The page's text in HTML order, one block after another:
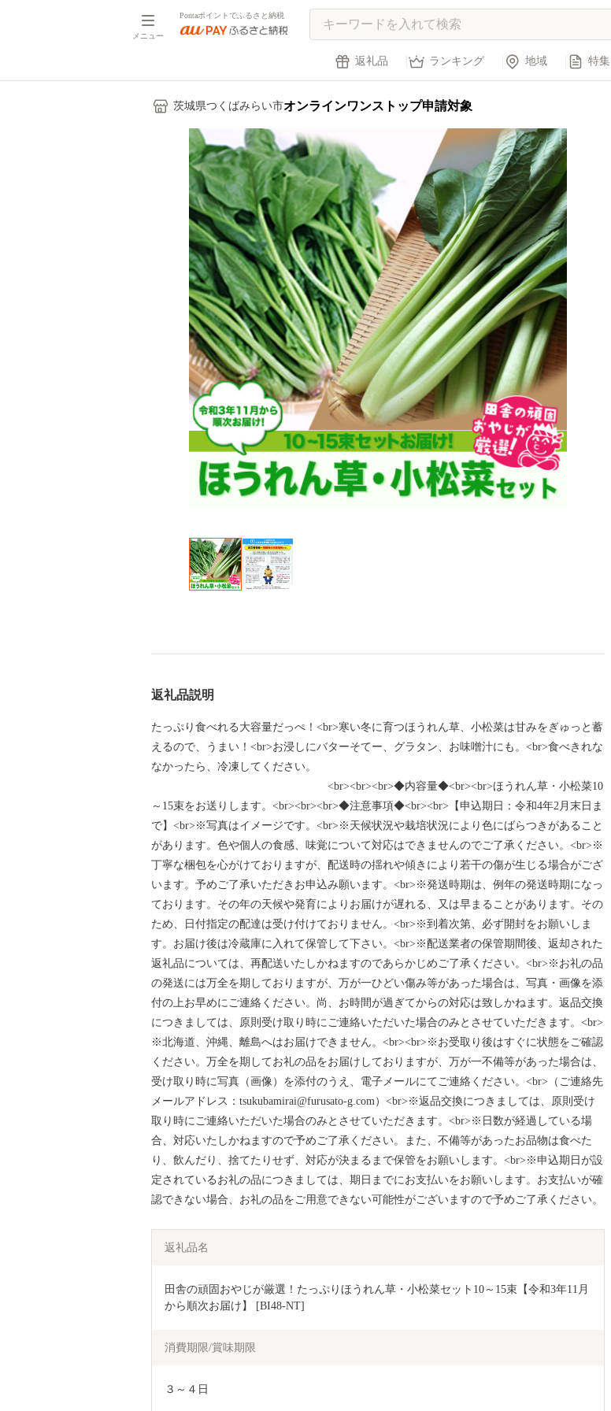
メニュー
Pontaポイントでふるさと納税
返礼品 ランキング 地域 特集
茨城県つくばみらい市オンラインワンストップ申請対象
返礼品説明
たっぷり食べれる大容量だっぺ！<br>寒い冬に育つほうれん草、小松菜は甘みをぎゅっと蓄
えるので、うまい！<br>お浸しにバターそてー、グラタン、お味噌汁にも。<br>食べきれな
なかったら、冷凍してください。
<br><br><br>◆内容量◆<br><br>ほうれん草・小松菜10
～15束をお送りします。<br><br><br>◆注意事項◆<br><br>【申込期日：令和4年2月末日ま
で】<br>※写真はイメージです。<br>※天候状況や栽培状況により色にばらつきがあること
があります。色や個人の食感、味覚について対応はできませんのでご了承ください。<br>※
丁寧な梱包を心がけておりますが、配送時の揺れや傾きにより若干の傷が生じる場合がござ
います。予めご了承いただきお申込み願います。<br>※発送時期は、例年の発送時期になっ
ております。その年の天候や発育によりお届けが遅れる、又は早まることがあります。その
ため、日付指定の配達は受け付けておりません。<br>※到着次第、必ず開封をお願いしま
す。お届け後は冷蔵庫に入れて保管して下さい。<br>※配送業者の保管期間後、返却された
返礼品については、再配送いたしかねますのであらかじめご了承ください。<br>※お礼の品
の発送には万全を期しておりますが、万が一ひどい傷み等があった場合は、写真・画像を添
付の上お早めにご連絡ください。尚、お時間が過ぎてからの対応は致しかねます。返品交換
につきましては、原則受け取り時にご連絡いただいた場合のみとさせていただきます。<br>
※北海道、沖縄、離島へはお届けできません。<br><br>※お受取り後はすぐに状態をご確認
ください。万全を期してお礼の品をお届けしておりますが、万が一不備等があった場合は、
受け取り時に写真（画像）を添付のうえ、電子メールにてご連絡ください。<br>（ご連絡先
メールアドレス：tsukubamirai@furusato-g.com）<br>※返品交換につきましては、原則受け
取り時にご連絡いただいた場合のみとさせていただきます。<br>※日数が経過している場
合、対応いたしかねますので予めご了承ください。また、不備等があったお品物は食べた
り、飲んだり、捨てたりせず、対応が決まるまで保管をお願いします。<br>※申込期日が設
定されているお礼の品につきましては、期日までにお支払いをお願いします。お支払いが確
認できない場合、お礼の品をご用意できない可能性がございますので予めご了承ください。
返礼品名
田舎の頑固おやじが厳選！たっぷりほうれん草・小松菜セット10～15束【令和3年11月
から順次お届け】 [BI48-NT]
消費期限/賞味期限
３～４日